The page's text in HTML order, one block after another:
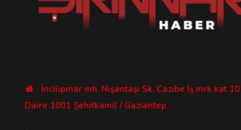
İncilipınar mh. Nişantaşı Sk. Cazibe İş mrk kat 10
Daire 1001 Şehitkamil / Gaziantep